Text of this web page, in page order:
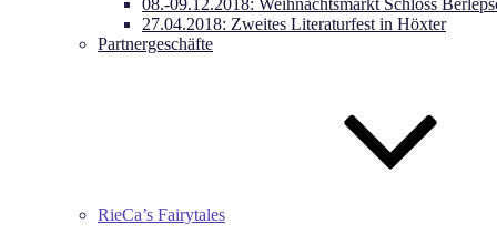
08.-09.12.2018: Weihnachtsmarkt Schloss
27.04.2018: Zweites Literaturfest in Höxter
Partnergeschäfte
RieCa’s Fairytales